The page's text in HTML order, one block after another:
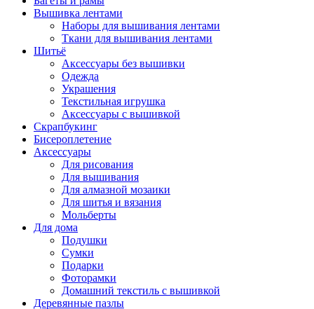
Вышивка лентами
Наборы для вышивания лентами
Ткани для вышивания лентами
Шитьё
Аксессуары без вышивки
Одежда
Украшения
Текстильная игрушка
Аксессуары с вышивкой
Скрапбукинг
Бисероплетение
Аксессуары
Для рисования
Для вышивания
Для алмазной мозаики
Для шитья и вязания
Мольберты
Для дома
Подушки
Сумки
Подарки
Фоторамки
Домашний текстиль с вышивкой
Деревянные пазлы